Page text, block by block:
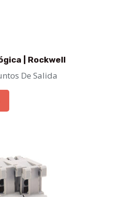
| Rockwell
De Salida